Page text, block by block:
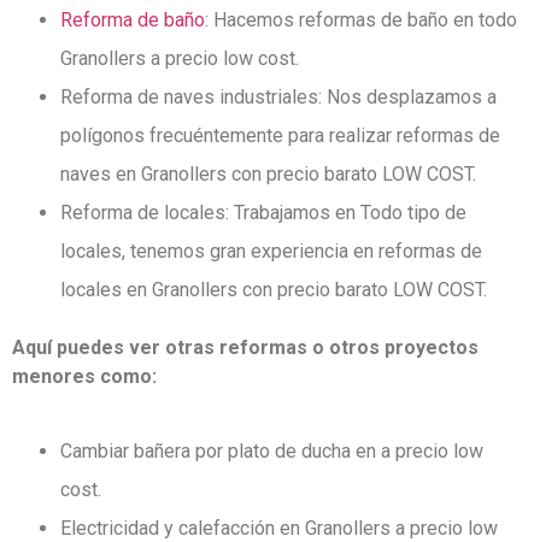
Reforma de baño: Hacemos reformas de baño en todo
Granollers a precio low cost.
Reforma de naves industriales: Nos desplazamos a
polígonos frecuéntemente para realizar reformas de
naves en Granollers con precio barato LOW COST.
Reforma de locales: Trabajamos en Todo tipo de
locales, tenemos gran experiencia en reformas de
locales en Granollers con precio barato LOW COST.
Aquí puedes ver otras reformas o otros proyectos
menores como:
Cambiar bañera por plato de ducha en a precio low
cost.
Electricidad y calefacción en Granollers a precio low